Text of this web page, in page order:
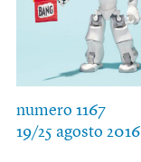
numero 1167
19/25 agosto 2016